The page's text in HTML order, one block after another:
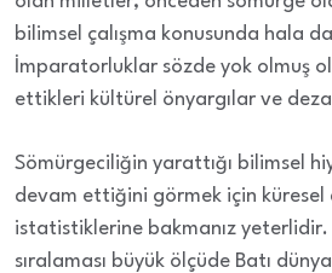
bilimsel çalışma konusunda hala
İmparatorluklar sözde yok olmuş
ettikleri kültürel önyargılar ve
Sömürgeciliğin yarattığı bilimsel
devam ettiğini görmek için küresel
istatistiklerine bakmanız yeterlidir.
sıralaması büyük ölçüde Batı